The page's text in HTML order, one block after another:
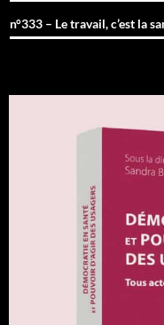
n°333 – Le travail, c’est la